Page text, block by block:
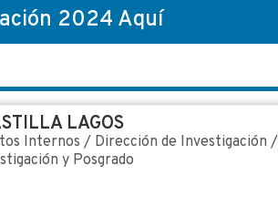
2024 Aquí
LAGOS
Internos / Dirección de Investigación /
y Posgrado